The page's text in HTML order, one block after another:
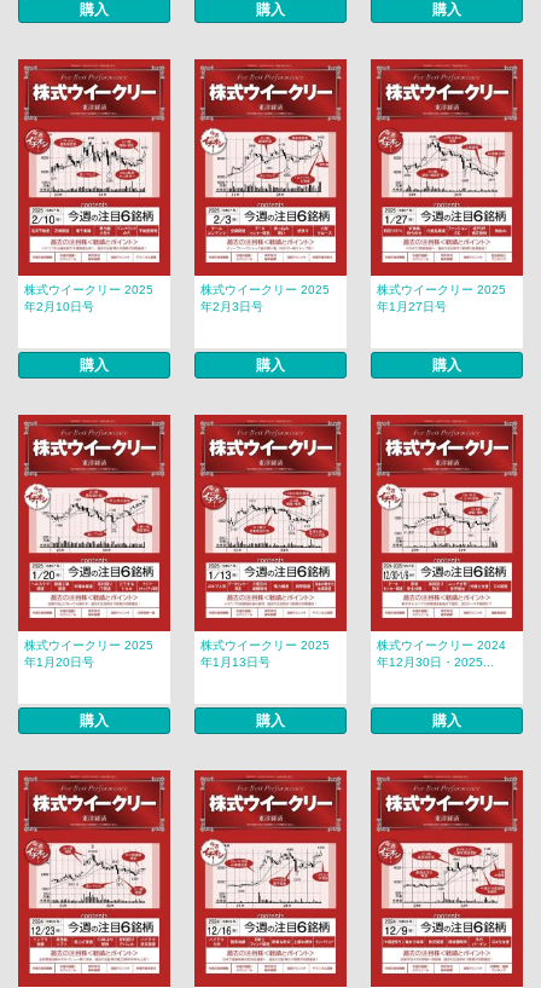
購入 購入 購入
株式ウイークリー 2025
年2月10日号
購入
株式ウイークリー 2025
年2月3日号
購入
株式ウイークリー 2025
年1月27日号
購入
株式ウイークリー 2025
年1月20日号
購入
株式ウイークリー 2025
年1月13日号
購入
株式ウイークリー 2024
年12月30日・2025...
購入